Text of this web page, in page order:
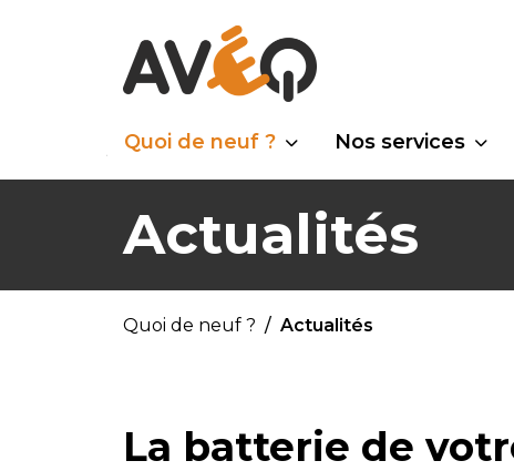
Quoi de neuf ? Nos services
Actualités
Quoi de neuf ? Actualités
La batterie de